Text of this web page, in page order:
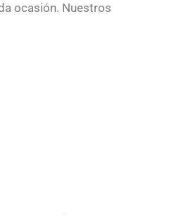
ocasión. Nuestros